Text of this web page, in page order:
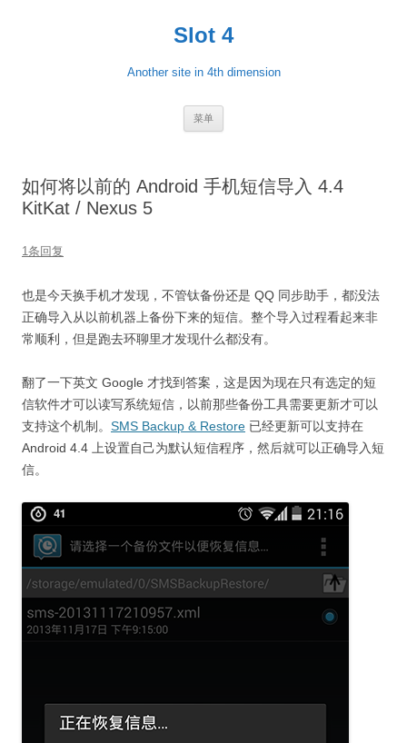
Slot 4
Another site in 4th dimension
菜单
如何将以前的 Android 手机短信导入 4.4
KitKat / Nexus 5
1条回复
也是今天换手机才发现，不管钛备份还是 QQ 同步助手，都没法
正确导入从以前机器上备份下来的短信。整个导入过程看起来非
常顺利，但是跑去环聊里才发现什么都没有。
翻了一下英文 Google 才找到答案，这是因为现在只有选定的短
信软件才可以读写系统短信，以前那些备份工具需要更新才可以
支持这个机制。 SMS Backup & Restore 已经更新可以支持在
Android 4.4 上设置自己为默认短信程序，然后就可以正确导入短
信。